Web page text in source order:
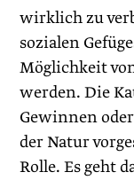
wirklich zu
sozialen
Möglichkeit
werden. Die
Gewinnen
der Natur
Rolle. Es geht